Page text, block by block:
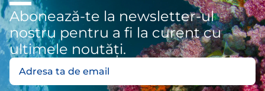
Abonează-te la newsletter-ul
nostru pentru a fi la curent cu
ultimele noutăți.